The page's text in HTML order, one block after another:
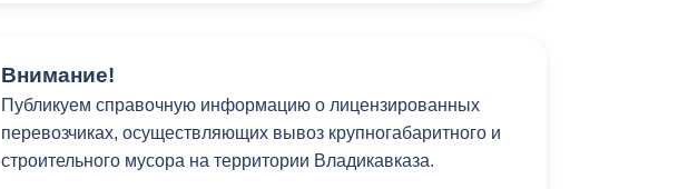
Внимание!
Публикуем справочную информацию о лицензированных
перевозчиках, осуществляющих вывоз крупногабаритного и
строительного мусора на территории Владикавказа.